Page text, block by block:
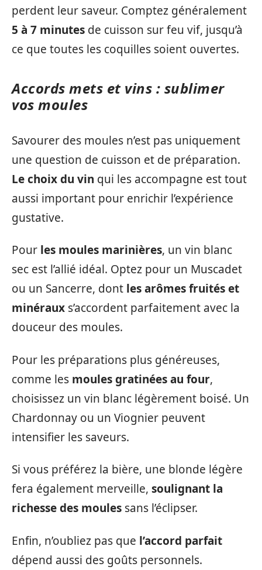
perdent leur saveur. Comptez généralement
5 à 7 minutes de cuisson sur feu vif, jusqu’à
ce que toutes les coquilles soient ouvertes.
Accords mets et vins : sublimer
vos moules
Savourer des moules n’est pas uniquement
une question de cuisson et de préparation.
Le choix du vin qui les accompagne est tout
aussi important pour enrichir l’expérience
gustative.
Pour les moules marinières, un vin blanc
sec est l’allié idéal. Optez pour un Muscadet
ou un Sancerre, dont les arômes fruités et
minéraux s’accordent parfaitement avec la
douceur des moules.
Pour les préparations plus généreuses,
comme les moules gratinées au four,
choisissez un vin blanc légèrement boisé. Un
Chardonnay ou un Viognier peuvent
intensifier les saveurs.
Si vous préférez la bière, une blonde légère
fera également merveille, soulignant la
richesse des moules sans l’éclipser.
Enfin, n’oubliez pas que l’accord parfait
dépend aussi des goûts personnels.